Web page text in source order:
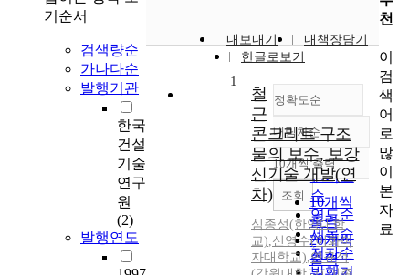
기순서
검색량순
가나다순
발행기관
한국
건설
기술
연구
원
(2)
발행연도
내보내기
내책장담기
한글로보기
정확도순
정확도
순
인기도
순
연도순
제목순
저자순
내림차순
내림차순
10개씩 출력
10개씩
출력
20개씩
출력
조회
1
철
근
콘크리트 구조
물의 보수, 보강
신기술 개발(연
차)
심종성(한양대학
교),신영수(이화여
자대학교),연규석
천
이
검
색
어
로
많
이
본
자
료